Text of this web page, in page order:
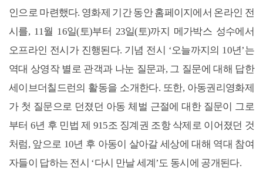
인으로 마련했다. 영화제 기간 동안 홈페이지에서 온라인 전
시를, 11월 16일(토)부터 23일(토)까지 메가박스 성수에서
오프라인 전시가 진행된다. 기념 전시 ‘오늘까지의 10년’는
역대 상영작 별로 관객과 나눈 질문과, 그 질문에 대해 답한
세이브더칠드런의 활동을 소개한다. 또한, 아동권리영화제
가 첫 질문으로 던졌던 아동 체벌 근절에 대한 질문이 그로
부터 6년 후 민법 제 915조 징계권 조항 삭제로 이어졌던 것
처럼, 앞으로 10년 후 아동이 살아갈 세상에 대해 역대 참여
자들이 답하는 전시 ‘다시 만날 세계’도 동시에 공개된다.